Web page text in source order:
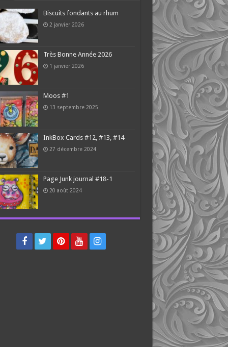
Biscuits fondants au rhum
2 janvier 2026
Très Bonne Année 2026
1 janvier 2026
Moos #1
13 septembre 2025
InkBox Cards #12, #13, #14
27 décembre 2024
Page Junk journal #18-1
20 août 2024